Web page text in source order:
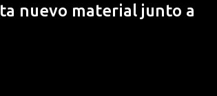
nuevo material junto a